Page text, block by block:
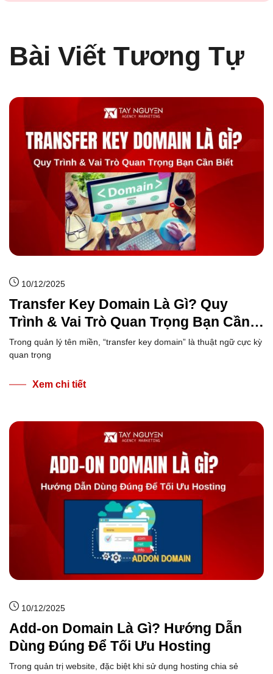
Bài Viết Tương Tự
10/12/2025
Transfer Key Domain Là Gì? Quy
Trình & Vai Trò Quan Trọng Bạn Cần
Biết
Trong quản lý tên miền, “transfer key domain” là thuật ngữ cực kỳ
quan trọng
Xem chi tiết
10/12/2025
Add-on Domain Là Gì? Hướng Dẫn
Dùng Đúng Để Tối Ưu Hosting
Trong quản trị website, đặc biệt khi sử dụng hosting chia sẻ